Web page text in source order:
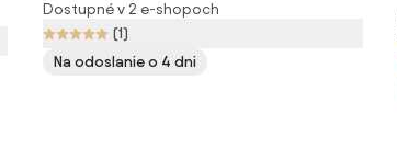
Dostupné v 2 e-shopoch
(1)
Na odoslanie o 4 dni